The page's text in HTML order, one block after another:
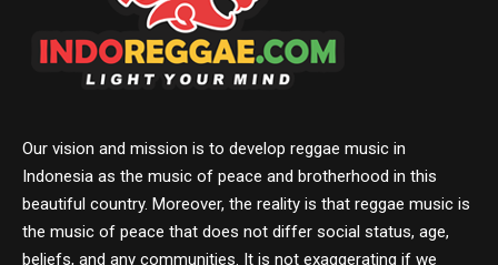
Our vision and mission is to develop reggae music in
Indonesia as the music of peace and brotherhood in this
beautiful country. Moreover, the reality is that reggae music is
the music of peace that does not differ social status, age,
beliefs, and any communities. It is not exaggerating if we